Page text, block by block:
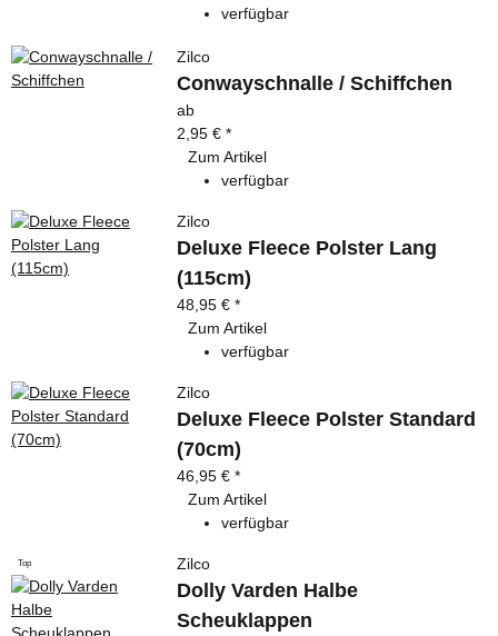
verfügbar
Zilco
Conwayschnalle / Schiffchen
ab
2,95 €*
Zum Artikel
verfügbar
Zilco
Deluxe Fleece Polster Lang
(115cm)
48,95 €*
Zum Artikel
verfügbar
Zilco
Deluxe Fleece Polster Standard
(70cm)
46,95 €*
Zum Artikel
verfügbar
Top Zilco
Dolly Varden Halbe
Scheuklappen